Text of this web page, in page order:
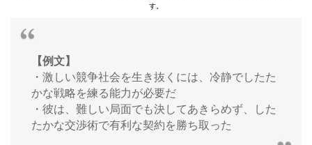
す。
【例文】
・激しい競争社会を生き抜くには、冷静でしたた
かな戦略を練る能力が必要だ
・彼は、難しい局面でも決してあきらめず、した
たかな交渉術で有利な契約を勝ち取った